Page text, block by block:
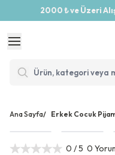
2000 ₺ ve Üzeri
Ana Sayfa/ Erkek Cocuk
0 / 5 0